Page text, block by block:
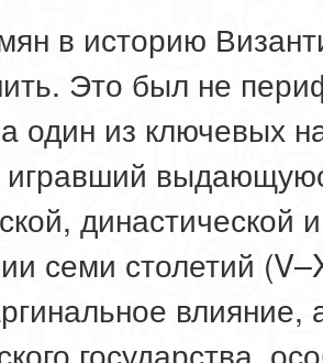
в историю
Это был не
один из ключевых
династической
семи столетий
влияние,
государства,